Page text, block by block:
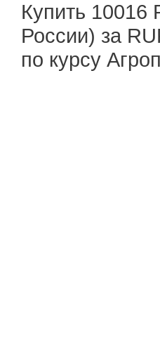
Купить 10016
России) за
по курсу